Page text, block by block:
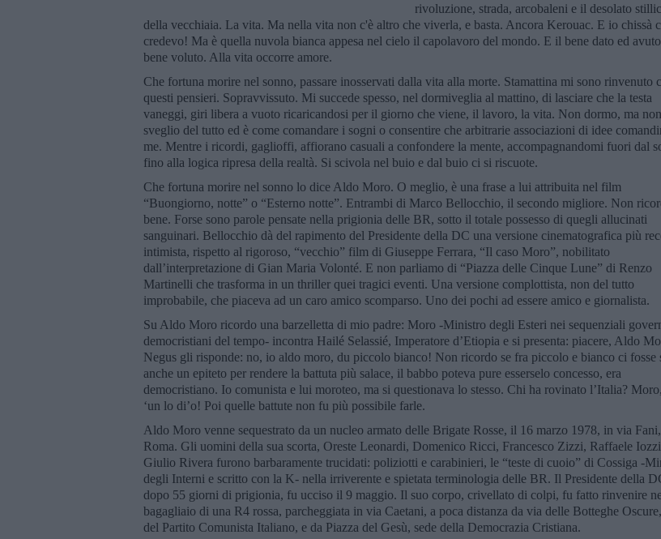
rivoluzione, strada, arcobaleni e il desolato
della vecchiaia. La vita. Ma nella vita non c'è altro che viverla, e basta. Ancora Kerouac. E io chissà
credevo! Ma è quella nuvola bianca appesa nel cielo il capolavoro del mondo. E il bene dato ed
bene voluto. Alla vita occorre amore.
Che fortuna morire nel sonno, passare inosservati dalla vita alla morte. Stamattina mi sono rinvenuto
questi pensieri. Sopravvissuto. Mi succede spesso, nel dormiveglia al mattino, di lasciare che la testa
vaneggi, giri libera a vuoto ricaricandosi per il giorno che viene, il lavoro, la vita. Non dormo, ma
sveglio del tutto ed è come comandare i sogni o consentire che arbitrarie associazioni di idee
me. Mentre i ricordi, gaglioffi, affiorano casuali a confondere la mente, accompagnandomi fuori dal
fino alla logica ripresa della realtà. Si scivola nel buio e dal buio ci si riscuote.
Che fortuna morire nel sonno lo dice Aldo Moro. O meglio, è una frase a lui attribuita nel film
“Buongiorno, notte” o “Esterno notte”. Entrambi di Marco Bellocchio, il secondo migliore. Non
bene. Forse sono parole pensate nella prigionia delle BR, sotto il totale possesso di quegli allucinati
sanguinari. Bellocchio dà del rapimento del Presidente della DC una versione cinematografica più
intimista, rispetto al rigoroso, “vecchio” film di Giuseppe Ferrara, “Il caso Moro”, nobilitato
dall’interpretazione di Gian Maria Volonté. E non parliamo di “Piazza delle Cinque Lune” di Renzo
Martinelli che trasforma in un thriller quei tragici eventi. Una versione complottista, non del tutto
improbabile, che piaceva ad un caro amico scomparso. Uno dei pochi ad essere amico e giornalista.
Su Aldo Moro ricordo una barzelletta di mio padre: Moro -Ministro degli Esteri nei sequenziali
democristiani del tempo- incontra Hailé Selassié, Imperatore d’Etiopia e si presenta: piacere, Aldo
Negus gli risponde: no, io aldo moro, du piccolo bianco! Non ricordo se fra piccolo e bianco ci fosse
anche un epiteto per rendere la battuta più salace, il babbo poteva pure esserselo concesso, era
democristiano. Io comunista e lui moroteo, ma si questionava lo stesso. Chi ha rovinato l’Italia?
‘un lo di’o! Poi quelle battute non fu più possibile farle.
Aldo Moro venne sequestrato da un nucleo armato delle Brigate Rosse, il 16 marzo 1978, in via
Roma. Gli uomini della sua scorta, Oreste Leonardi, Domenico Ricci, Francesco Zizzi, Raffaele
Giulio Rivera furono barbaramente trucidati: poliziotti e carabinieri, le “teste di cuoio” di Cossiga -
degli Interni e scritto con la K- nella irriverente e spietata terminologia delle BR. Il Presidente della
dopo 55 giorni di prigionia, fu ucciso il 9 maggio. Il suo corpo, crivellato di colpi, fu fatto rinvenire
bagagliaio di una R4 rossa, parcheggiata in via Caetani, a poca distanza da via delle Botteghe
del Partito Comunista Italiano, e da Piazza del Gesù, sede della Democrazia Cristiana.